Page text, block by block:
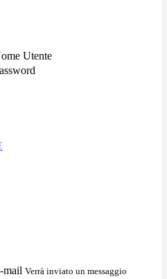
Utente
mail Verrà inviato un messaggio